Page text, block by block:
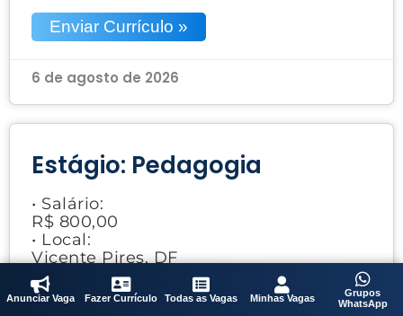
Enviar Currículo »
6 de agosto de 2026
Estágio: Pedagogia
• Salário:
R$ 800,00
• Local:
Vicente Pires, DF
Enviar Currículo »
Anunciar Vaga Fazer Currículo Todas as Vagas Minhas Vagas
Grupos
WhatsApp